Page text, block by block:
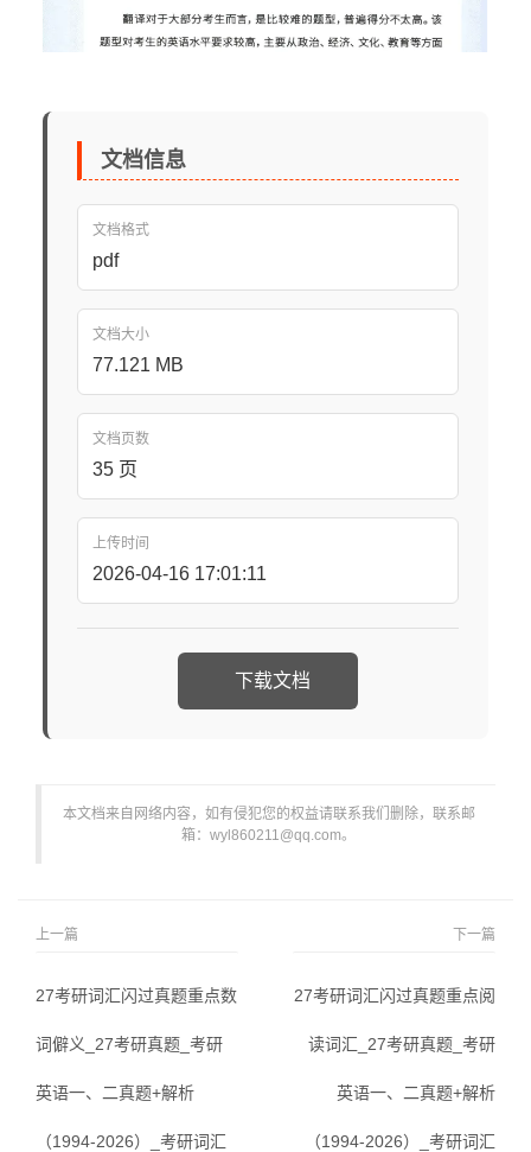
文档信息
文档格式
pdf
文档大小
77.121 MB
文档页数
35 页
上传时间
2026-04-16 17:01:11
下载文档
本文档来自网络内容，如有侵犯您的权益请联系我们删除，联系邮
箱：wyl860211@qq.com。
上一篇
27考研词汇闪过真题重点数
词僻义_27考研真题_考研
英语一、二真题+解析
（1994-2026）_考研词汇
下一篇
27考研词汇闪过真题重点阅
读词汇_27考研真题_考研
英语一、二真题+解析
（1994-2026）_考研词汇